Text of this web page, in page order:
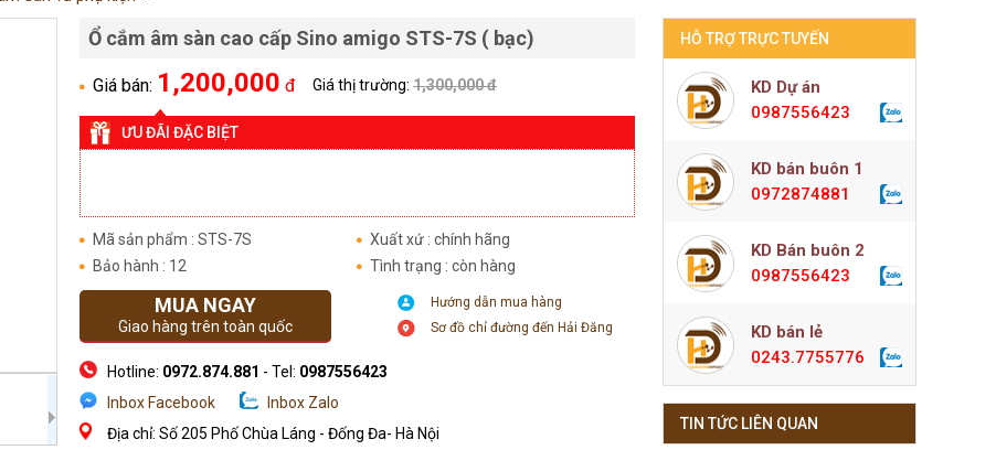
Ổ cắm âm sàn cao cấp Sino amigo STS-7S ( bạc)
Giá bán: 1,200,000 đ Giá thị trường: 1,300,000 đ
ƯU ĐÃI ĐẶC BIỆT
Mã sản phẩm : STS-7S
Xuất xứ : chính hãng
Bảo hành : 12
Tình trạng : còn hàng
Hướng dẫn mua hàng
Sơ đồ chỉ đường đến Hải Đăng
MUA NGAY
Giao hàng trên toàn quốc
Hotline: 0972.874.881 - Tel: 0987556423
Inbox Facebook
Inbox Zalo
Địa chỉ: Số 205 Phố Chùa Láng - Đống Đa- Hà Nội
HỖ TRỢ TRỰC TUYẾN
KD Dự án
0987556423
KD bán buôn 1
0972874881
KD Bán buôn 2
0987556423
KD bán lẻ
0243.7755776
TIN TỨC LIÊN QUAN